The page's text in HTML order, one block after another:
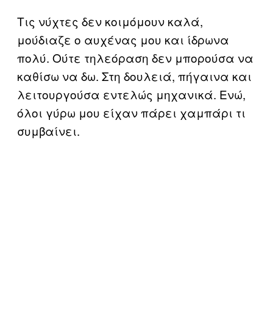
Τις νύχτες δεν κοιμόμουν καλά,
μούδιαζε ο αυχένας μου και ίδρωνα
πολύ. Ούτε τηλεόραση δεν μπορούσα να
καθίσω να δω. Στη δουλειά, πήγαινα και
λειτουργούσα εντελώς μηχανικά. Ενώ,
όλοι γύρω μου είχαν πάρει χαμπάρι τι
συμβαίνει.